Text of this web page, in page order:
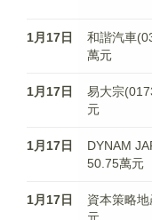
1月17日
和諧汽車
萬元
1月17日
易大宗
元
1月17日
DYNAM
50.75萬元
1月17日
資本策略